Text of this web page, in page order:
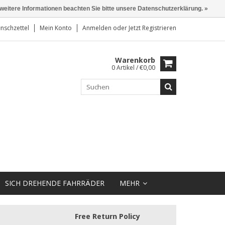
Mein Konto Anmelden oder Jetzt Registrieren
Warenkorb
0 Artikel / €0,00
SICH DREHENDE FAHRRÄDER MEHR
Free Return Policy
Informationen beachten Sie bitte unsere Datenschutzerklärung. »